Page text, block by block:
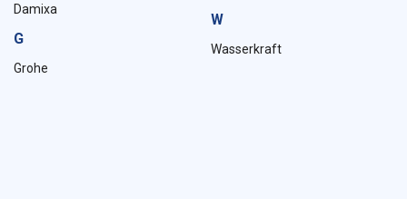
Damixa
G
Grohe
W
Wasserkraft